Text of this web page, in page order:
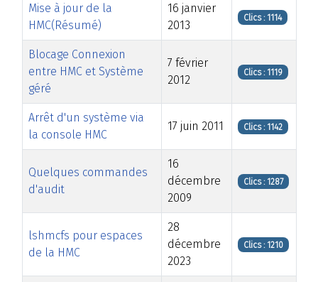
Mise à jour de la
HMC(Résumé)
16 janvier
2013
Clics : 1114
Blocage Connexion
entre HMC et Système
géré
7 février
2012
Clics : 1119
Arrêt d'un système via
la console HMC
17 juin 2011 Clics : 1142
Quelques commandes
d'audit
16
décembre
2009
Clics : 1287
lshmcfs pour espaces
de la HMC
28
décembre
2023
Clics : 1210